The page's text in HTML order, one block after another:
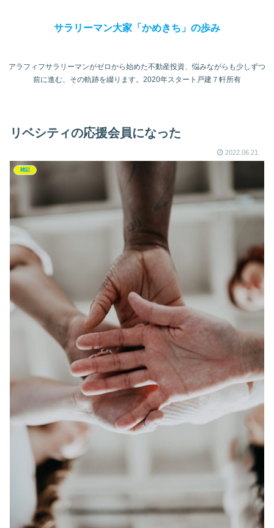
サラリーマン大家「かめきち」の歩み
アラフィフサラリーマンがゼロから始めた不動産投資、悩みながらも少しずつ
前に進む、その軌跡を綴ります。2020年スタート戸建７軒所有
リベシティの応援会員になった
2022.06.21
雑記